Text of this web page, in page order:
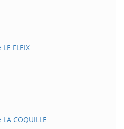
FLEIX
COQUILLE